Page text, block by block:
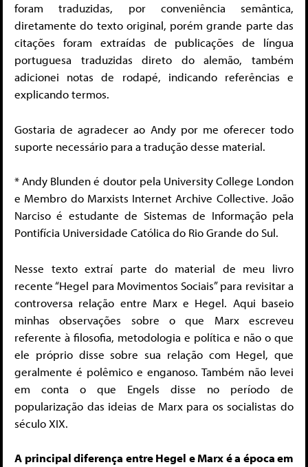
foram traduzidas, por conveniência semântica,
diretamente do texto original, porém grande parte das
citações foram extraídas de publicações de língua
portuguesa traduzidas direto do alemão, também
adicionei notas de rodapé, indicando referências e
explicando termos.
Gostaria de agradecer ao Andy por me oferecer todo
suporte necessário para a tradução desse material.
* Andy Blunden é doutor pela University College London
e Membro do Marxists Internet Archive Collective. João
Narciso é estudante de Sistemas de Informação pela
Pontifícia Universidade Católica do Rio Grande do Sul.
Nesse texto extraí parte do material de meu livro
recente “Hegel para Movimentos Sociais” para revisitar a
controversa relação entre Marx e Hegel. Aqui baseio
minhas observações sobre o que Marx escreveu
referente à filosofia, metodologia e política e não o que
ele próprio disse sobre sua relação com Hegel, que
geralmente é polêmico e enganoso. Também não levei
em conta o que Engels disse no período de
popularização das ideias de Marx para os socialistas do
século XIX.
A principal diferença entre Hegel e Marx é a época em